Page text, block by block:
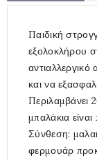
Παιδική
εξολοκλήρου
και να
Περιλαμβάνει
μπαλάκια
Σύνθεση:
φερμουάρ